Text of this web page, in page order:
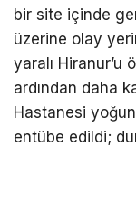
bir site içinde
üzerine olay
yaralı Hiranur’u
ardından daha
Hastanesi
entübe edildi;